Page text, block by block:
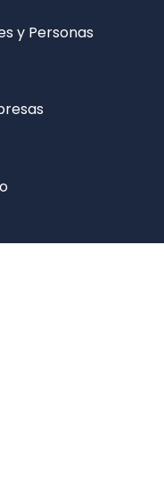
y Personas​